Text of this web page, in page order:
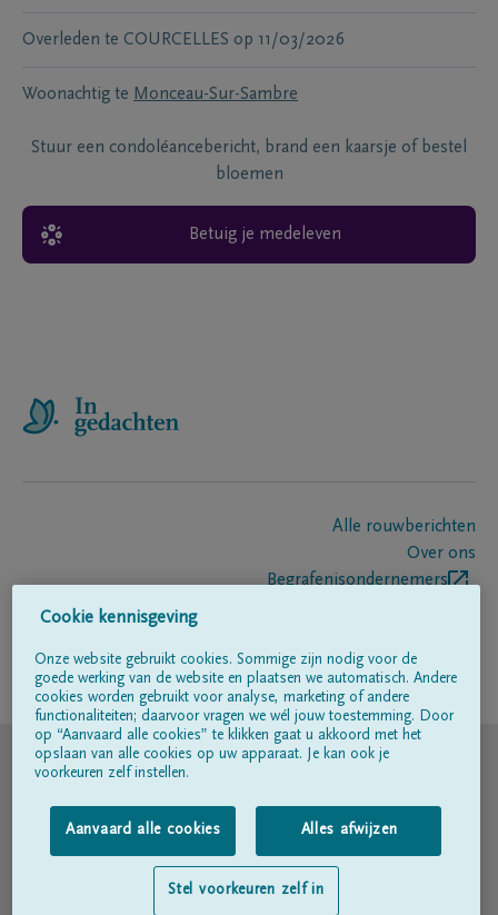
Overleden te COURCELLES op 11/03/2026
Woonachtig te Monceau-Sur-Sambre
Stuur een condoléancebericht, brand een kaarsje of bestel
bloemen
Betuig je medeleven
Alle rouwberichten
Over ons
Begrafenisondernemers
Volg ons op
© DELA
Gebruiksvoorwaarden
Privacyverklaring
Toegankelijkheidsverklaring
Cookie kennisgeving
Onze website gebruikt cookies. Sommige zijn nodig voor de
goede werking van de website en plaatsen we automatisch. Andere
cookies worden gebruikt voor analyse, marketing of andere
functionaliteiten; daarvoor vragen we wél jouw toestemming. Door
op “Aanvaard alle cookies” te klikken gaat u akkoord met het
opslaan van alle cookies op uw apparaat. Je kan ook je
voorkeuren zelf instellen.
Aanvaard alle cookies Alles afwijzen
Stel voorkeuren zelf in